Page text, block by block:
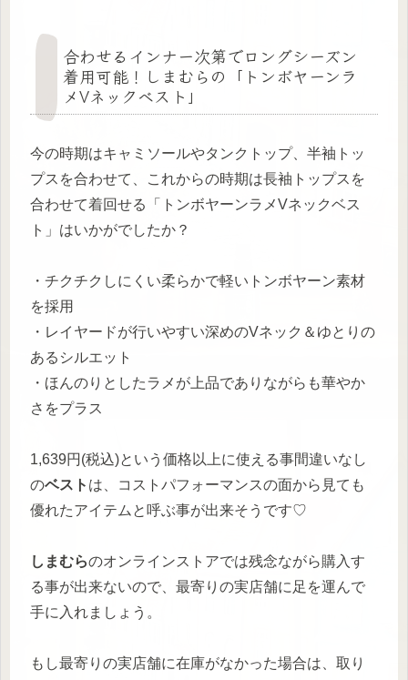
合わせるインナー次第でロングシーズン
着用可能！しまむらの「トンボヤーンラ
メVネックベスト」
今の時期はキャミソールやタンクトップ、半袖トッ
プスを合わせて、これからの時期は長袖トップスを
合わせて着回せる「トンボヤーンラメVネックベス
ト」はいかがでしたか？
・チクチクしにくい柔らかで軽いトンボヤーン素材
を採用
・レイヤードが行いやすい深めのVネック＆ゆとりの
あるシルエット
・ほんのりとしたラメが上品でありながらも華やか
さをプラス
1,639円(税込)という価格以上に使える事間違いなし
のベスト は、コストパフォーマンスの面から見ても
優れたアイテムと呼ぶ事が出来そうです♡
しまむらのオンラインストアでは残念ながら購入す
る事が出来ないので、最寄りの実店舗に足を運んで
手に入れましょう。
もし最寄りの実店舗に在庫がなかった場合は、取り